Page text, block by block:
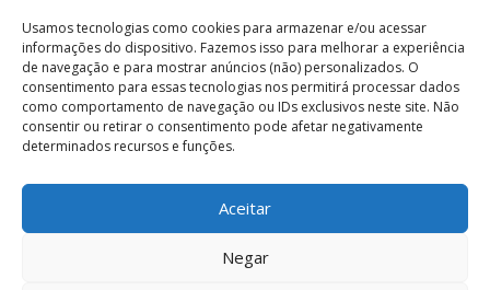
Usamos tecnologias como cookies para armazenar e/ou acessar
informações do dispositivo. Fazemos isso para melhorar a experiência
de navegação e para mostrar anúncios (não) personalizados. O
consentimento para essas tecnologias nos permitirá processar dados
como comportamento de navegação ou IDs exclusivos neste site. Não
consentir ou retirar o consentimento pode afetar negativamente
determinados recursos e funções.
Aceitar
Negar